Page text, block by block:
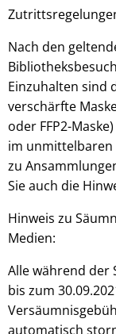
Nach den
Einzuhalten sind
verschärfte
oder FFP2-
im unmittelbaren
zu
Sie auch die
Hinweis zu
Medien:
Alle während der
bis zum
automatisch